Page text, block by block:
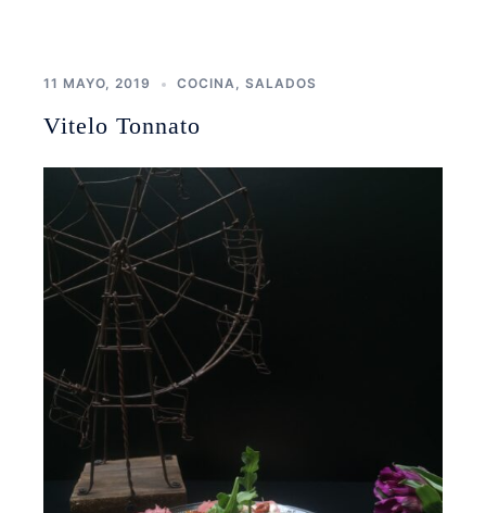
11 MAYO, 2019 COCINA, SALADOS
Vitelo Tonnato